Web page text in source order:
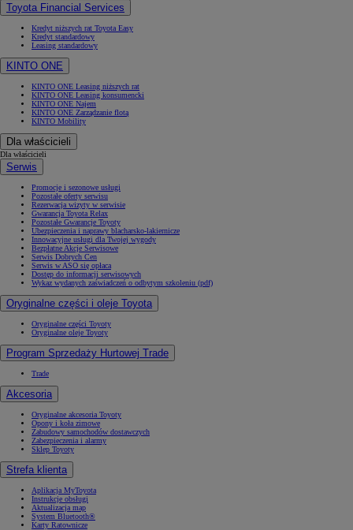
Toyota Financial Services
Kredyt niższych rat Toyota Easy
Kredyt standardowy
Leasing standardowy
KINTO ONE
KINTO ONE Leasing niższych rat
KINTO ONE Leasing konsumencki
KINTO ONE Najem
KINTO ONE Zarządzanie flotą
KINTO Mobility
Dla właścicieli
Dla właścicieli
Serwis
Promocje i sezonowe usługi
Pozostałe oferty serwisu
Rezerwacja wizyty w serwisie
Gwarancja Toyota Relax
Pozostałe Gwarancje Toyoty
Ubezpieczenia i naprawy blacharsko-lakiernicze
Innowacyjne usługi dla Twojej wygody
Bezpłatne Akcje Serwisowe
Serwis Dobrych Cen
Serwis w ASO się opłaca
Dostęp do informacji serwisowych
Wykaz wydanych zaświadczeń o odbytym szkoleniu (pdf)
Oryginalne części i oleje Toyota
Oryginalne części Toyoty
Oryginalne oleje Toyoty
Program Sprzedaży Hurtowej Trade
Trade
Akcesoria
Oryginalne akcesoria Toyoty
Opony i koła zimowe
Zabudowy samochodów dostawczych
Zabezpieczenia i alarmy
Sklep Toyoty
Strefa klienta
Aplikacja MyToyota
Instrukcje obsługi
Aktualizacja map
System Bluetooth®
Karty Ratownicze